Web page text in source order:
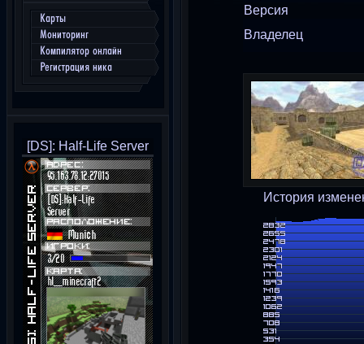
Карты
Мониторинг
Компилятор онлайн
Регистрация ника
[DS]: Half-Life Server
Версия
Владелец
История